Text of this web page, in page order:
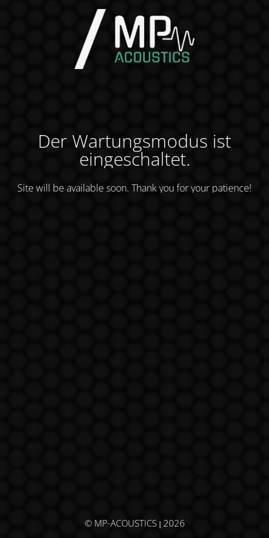
Der Wartungsmodus ist
eingeschaltet.
Site will be available soon. Thank you for your patience!
© MP-ACOUSTICS 2026